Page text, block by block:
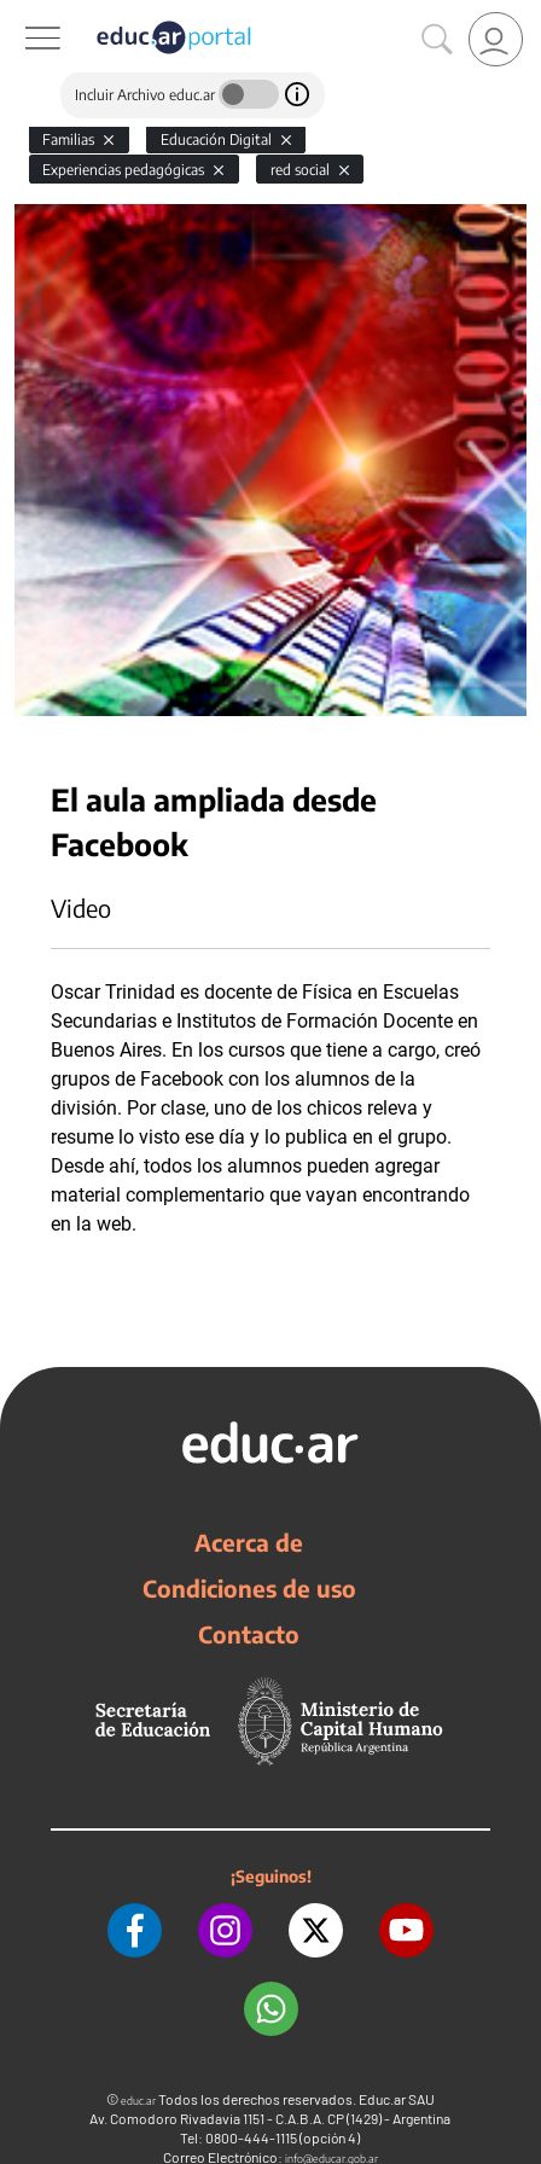
Incluir Archivo educ.ar
Familias
Educación Digital
Experiencias pedagógicas
red social
El aula ampliada desde
Facebook
Video
Oscar Trinidad es docente de Física en Escuelas
Secundarias e Institutos de Formación Docente en
Buenos Aires. En los cursos que tiene a cargo, creó
grupos de Facebook con los alumnos de la
división. Por clase, uno de los chicos releva y
resume lo visto ese día y lo publica en el grupo.
Desde ahí, todos los alumnos pueden agregar
material complementario que vayan encontrando
en la web.
Acerca de
Condiciones de uso
Contacto
¡Seguinos!
©educ.arTodos los derechos reservados. Educ.ar SAU
Av. Comodoro Rivadavia 1151 - C.A.B.A. CP (1429) - Argentina
Tel: 0800-444-1115 (opción 4)
Correo Electrónico: info@educar.gob.ar